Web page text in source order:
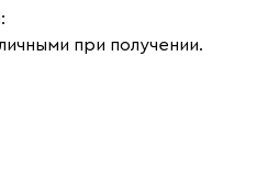
при получении.